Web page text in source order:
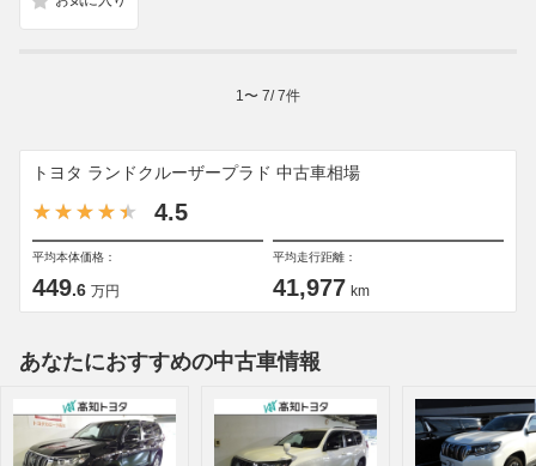
1 〜 7/7件
トヨタ ランドクルーザープラド 中古車相場
4.5
平均本体価格：
449.6 万円
平均走行距離：
41,977 km
あなたにおすすめの中古車情報